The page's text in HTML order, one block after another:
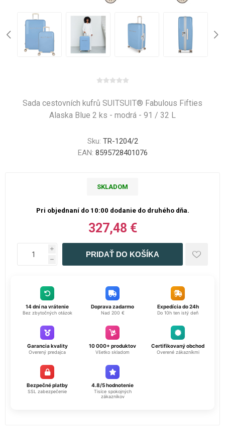
Sada cestovních kufrů SUITSUIT® Fabulous Fifties
Alaska Blue 2 ks - modrá - 91 / 32 L
Sku: TR-1204/2
EAN: 8595728401076
SKLADOM
Pri objednaní do 10:00 dodanie do druhého dňa.
327,48 €
i
h
14 dní na vrátenie
Bez zbytočných otázok
Doprava zadarmo
Nad 200 €
Expedícia do 24h
Do 10h ten istý deň
Garancia kvality
Overený predajca
10 000+ produktov
Všetko skladom
Certifikovaný obchod
Overené zákazníkmi
Bezpečné platby
SSL zabezpečenie
4.8/5 hodnotenie
Tisíce spokojných
zákazníkov